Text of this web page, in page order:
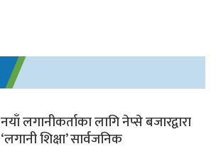
नयाँ लगानीकर्ताका लागि नेप्से बजारद्वारा
‘लगानी शिक्षा’ सार्वजनिक